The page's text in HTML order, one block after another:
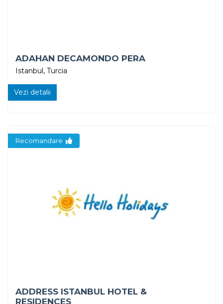
ADAHAN DECAMONDO PERA
Istanbul, Turcia
Vezi detalii
Recomandare
ADDRESS ISTANBUL HOTEL &
RESIDENCES